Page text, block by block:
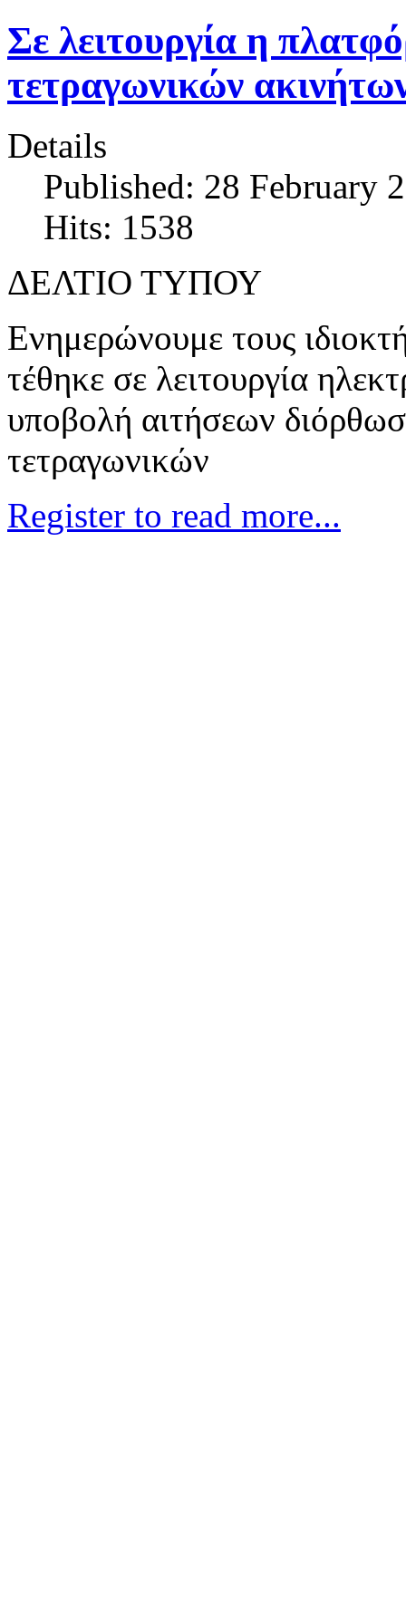
Σε λειτουργία η
τετραγωνικών
Details
Published: 28 February
Hits: 1538
ΔΕΛΤΙΟ ΤΥΠΟΥ
Ενημερώνουμε τους
τέθηκε σε λειτουργία
υποβολή αιτήσεων
τετραγωνικών
Register to read more...